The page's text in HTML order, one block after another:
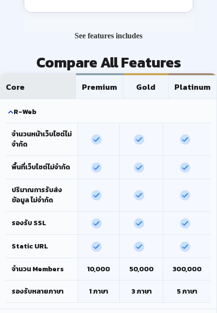
See features includes
Compare All Features
Core Premium Gold Platinum
R-Web
จำนวนหน้าเว็บไซต์ไม่
จำกัด
พื้นที่เว็บไซต์ไม่จำกัด
ปริมาณการรับส่ง
ข้อมูล ไม่จำกัด
รองรับ SSL
Static URL
จำนวน Members 10,000 50,000 300,000
รองรับหลายภาษา 1 ภาษา 3 ภาษา 5 ภาษา